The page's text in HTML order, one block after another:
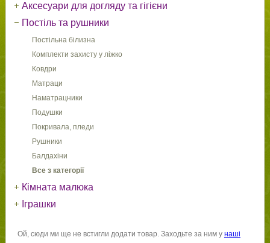
Аксесуари для догляду та гігієни
Постіль та рушники
Постільна білизна
Комплекти захисту у ліжко
Ковдри
Матраци
Наматрацники
Подушки
Покривала, пледи
Рушники
Балдахіни
Все з категорії
Кімната малюка
Іграшки
Ой, сюди ми ще не встигли додати товар. Заходьте за ним у наші